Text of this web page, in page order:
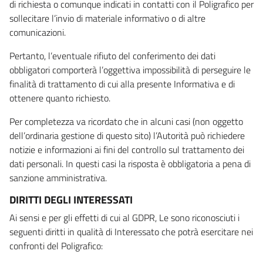
di richiesta o comunque indicati in contatti con il Poligrafico per
sollecitare l’invio di materiale informativo o di altre
comunicazioni.
Pertanto, l’eventuale rifiuto del conferimento dei dati
obbligatori comporterà l’oggettiva impossibilità di perseguire le
finalità di trattamento di cui alla presente Informativa e di
ottenere quanto richiesto.
Per completezza va ricordato che in alcuni casi (non oggetto
dell’ordinaria gestione di questo sito) l’Autorità può richiedere
notizie e informazioni ai fini del controllo sul trattamento dei
dati personali. In questi casi la risposta è obbligatoria a pena di
sanzione amministrativa.
DIRITTI DEGLI INTERESSATI
Ai sensi e per gli effetti di cui al GDPR, Le sono riconosciuti i
seguenti diritti in qualità di Interessato che potrà esercitare nei
confronti del Poligrafico: